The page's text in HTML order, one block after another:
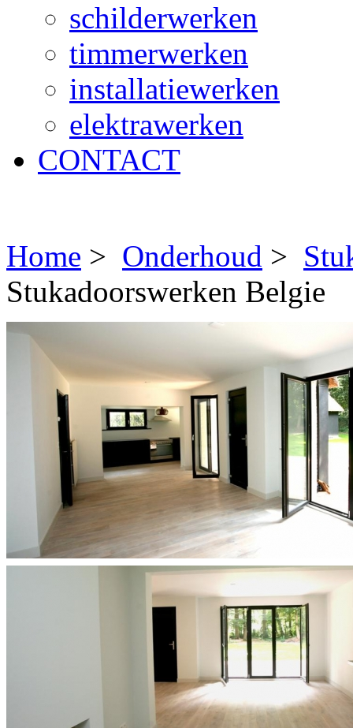
schilderwerken
timmerwerken
installatiewerken
elektrawerken
CONTACT
Home > Onderhoud >
Stukadoorswerken Belgie